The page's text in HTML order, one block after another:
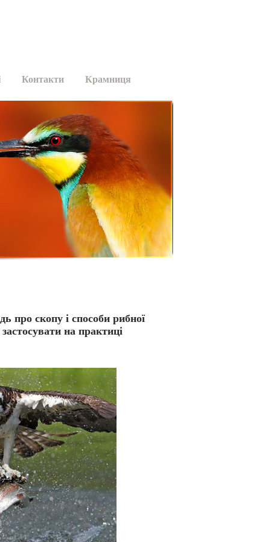
Контакти Крамниця
про скопу і способи рибної
на практиці